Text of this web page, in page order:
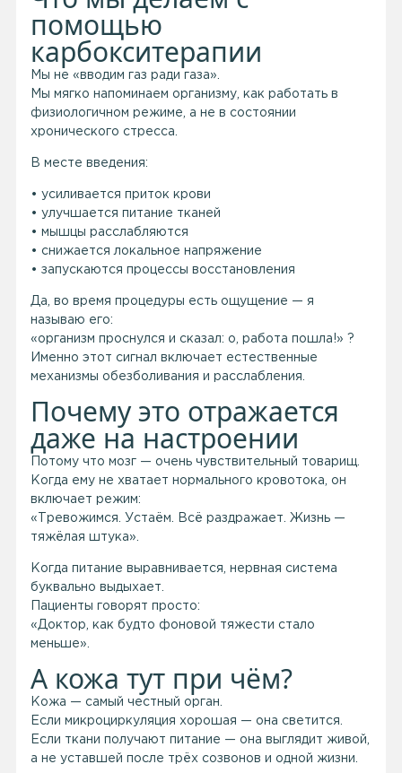
помощью
карбокситерапии
Мы не «вводим газ ради газа».
Мы мягко напоминаем организму, как работать в
физиологичном режиме, а не в состоянии
хронического стресса.
В месте введения:
• усиливается приток крови
• улучшается питание тканей
• мышцы расслабляются
• снижается локальное напряжение
• запускаются процессы восстановления
Да, во время процедуры есть ощущение — я
называю его:
«организм проснулся и сказал: о, работа пошла!» ?
Именно этот сигнал включает естественные
механизмы обезболивания и расслабления.
Почему это отражается
даже на настроении
Потому что мозг — очень чувствительный товарищ.
Когда ему не хватает нормального кровотока, он
включает режим:
«Тревожимся. Устаём. Всё раздражает. Жизнь —
тяжёлая штука».
Когда питание выравнивается, нервная система
буквально выдыхает.
Пациенты говорят просто:
«Доктор, как будто фоновой тяжести стало
меньше».
А кожа тут при чём?
Кожа — самый честный орган.
Если микроциркуляция хорошая — она светится.
Если ткани получают питание — она выглядит живой,
а не уставшей после трёх созвонов и одной жизни.